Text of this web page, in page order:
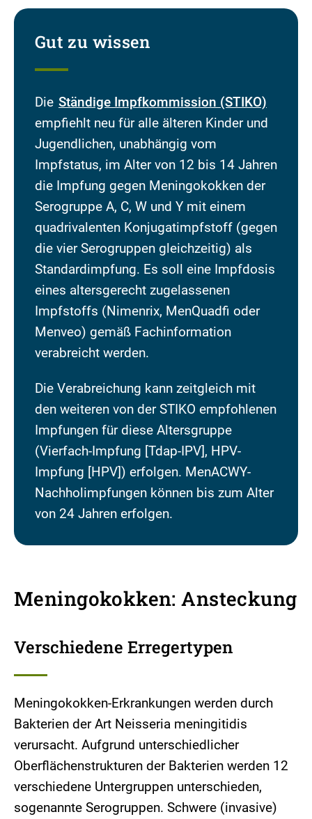
Gut zu wissen
Die Ständige Impfkommission (STIKO)
empfiehlt neu für alle älteren Kinder und
Jugendlichen, unabhängig vom
Impfstatus, im Alter von 12 bis 14 Jahren
die Impfung gegen Meningokokken der
Serogruppe A, C, W und Y mit einem
quadrivalenten Konjugatimpfstoff (gegen
die vier Serogruppen gleichzeitig) als
Standardimpfung. Es soll eine Impfdosis
eines altersgerecht zugelassenen
Impfstoffs (Nimenrix, MenQuadfi oder
Menveo) gemäß Fachinformation
verabreicht werden.
Die Verabreichung kann zeitgleich mit
den weiteren von der STIKO empfohlenen
Impfungen für diese Altersgruppe
(Vierfach-Impfung [Tdap-IPV], HPV-
Impfung [HPV]) erfolgen. MenACWY-
Nachholimpfungen können bis zum Alter
von 24 Jahren erfolgen.
Meningokokken: Ansteckung
Verschiedene Erregertypen
Meningokokken-Erkrankungen werden durch
Bakterien der Art Neisseria meningitidis
verursacht. Aufgrund unterschiedlicher
Oberflächenstrukturen der Bakterien werden 12
verschiedene Untergruppen unterschieden,
sogenannte Serogruppen. Schwere (invasive)